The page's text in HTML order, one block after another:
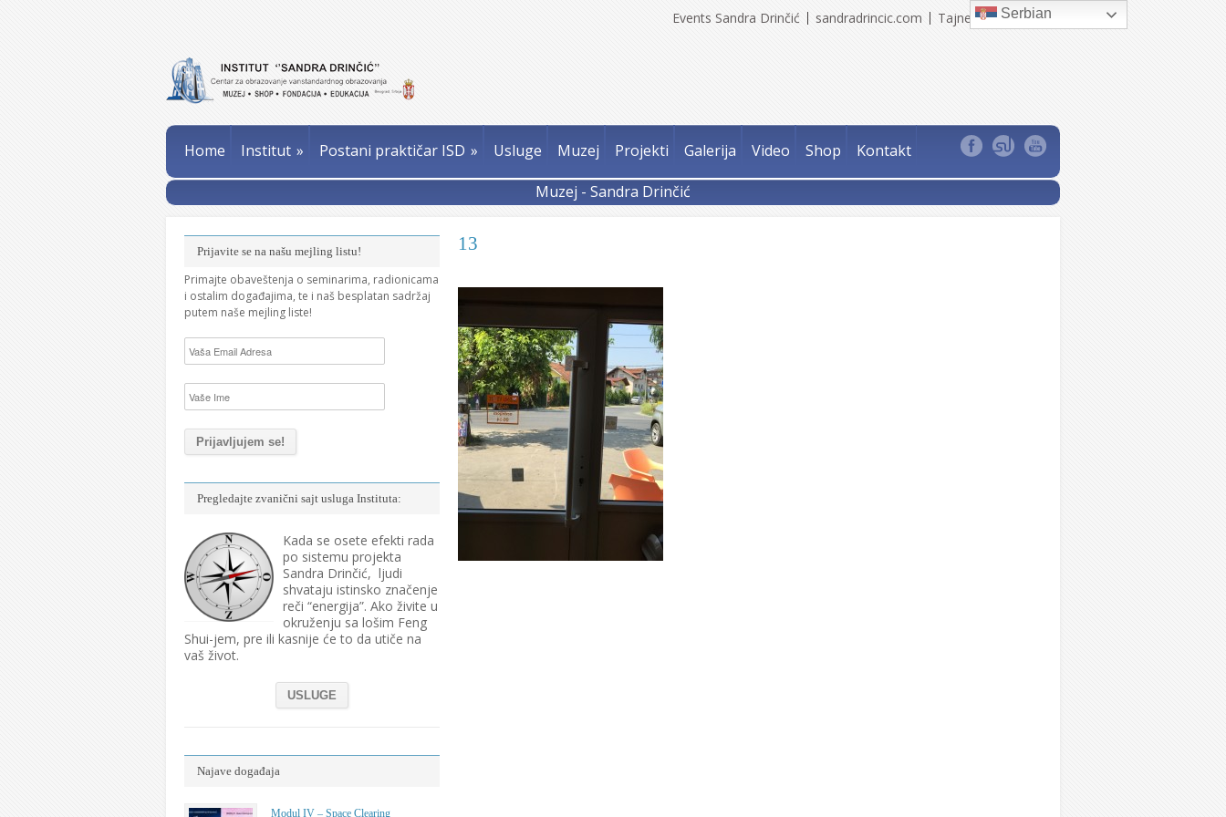
Events Sandra Drinčić sandradrincic.com Tajne Sandra Drinčić
Home Institut » Postani praktičar ISD » Usluge Muzej Projekti Galerija Video Shop Kontakt
Muzej - Sandra Drinčić
13
Prijavite se na našu mejling listu!
Primajte obaveštenja o seminarima, radionicama
i ostalim događajima, te i naš besplatan sadržaj
putem naše mejling liste!
Pregledajte zvanični sajt usluga Instituta:
Kada se osete efekti rada
po sistemu projekta
Sandra Drinčić, ljudi
shvataju istinsko značenje
reči “energija”. Ako živite u
okruženju sa lošim Feng
Shui-jem, pre ili kasnije će to da utiče na
vaš život.
USLUGE
Najave događaja
Modul IV – Space Clearing
Serbian